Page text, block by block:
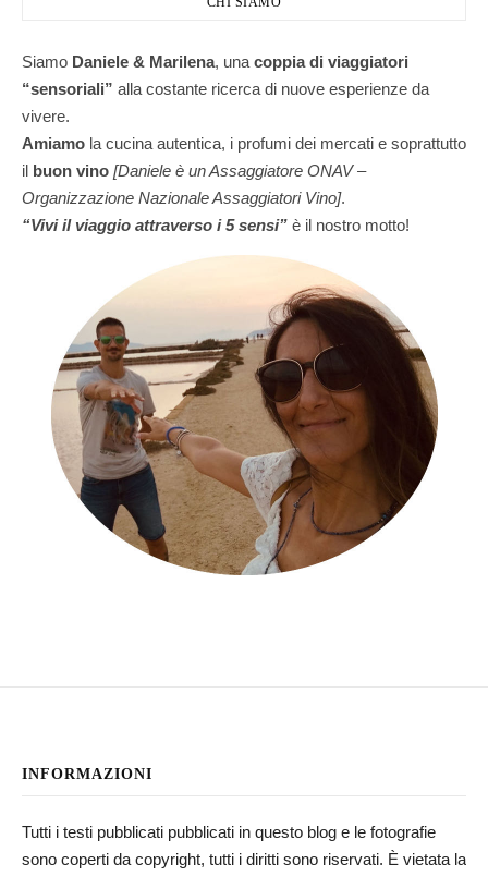
Siamo Daniele & Marilena, una coppia di viaggiatori
“sensoriali” alla costante ricerca di nuove esperienze da
vivere.
Amiamo la cucina autentica, i profumi dei mercati e soprattutto
il buon vino [Daniele è un Assaggiatore ONAV –
Organizzazione Nazionale Assaggiatori Vino].
“Vivi il viaggio attraverso i 5 sensi” è il nostro motto!
INFORMAZIONI
Tutti i testi pubblicati pubblicati in questo blog e le fotografie
sono coperti da copyright, tutti i diritti sono riservati. È vietata la